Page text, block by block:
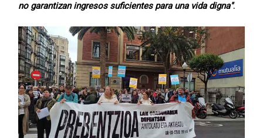
no garantizan ingresos suficientes para una vida digna".